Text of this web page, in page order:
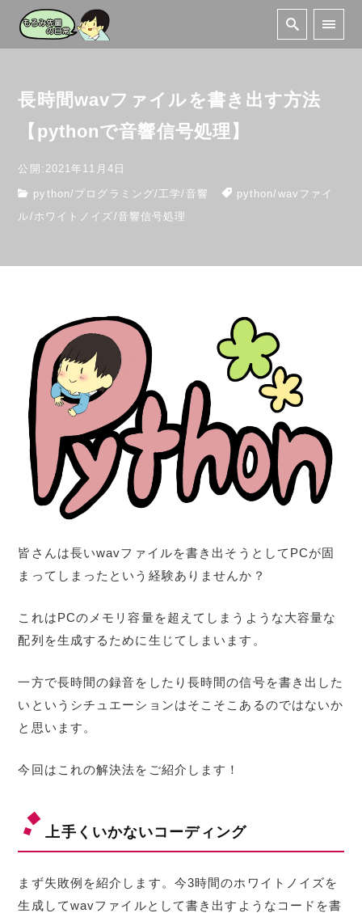
長時間wavファイルを書き出す方法
【pythonで音響信号処理】
公開:2021年11月4日
python/プログラミング/工学/ 音響 python/wavファイ
ル/ホワイトノイズ/ 音響信号処理
皆さんは長いwavファイルを書き出そうとしてPCが固
まってしまったという経験ありませんか？
これはPCのメモリ容量を超えてしまうような大容量な
配列を生成するために生じてしまいます。
一方で長時間の録音をしたり長時間の信号を書き出した
いというシチュエーションはそこそこあるのではないか
と思います。
今回はこれの解決法をご紹介します！
上手くいかないコーディング
まず失敗例を紹介します。今3時間のホワイトノイズを
生成してwavファイルとして書き出すようなコードを書